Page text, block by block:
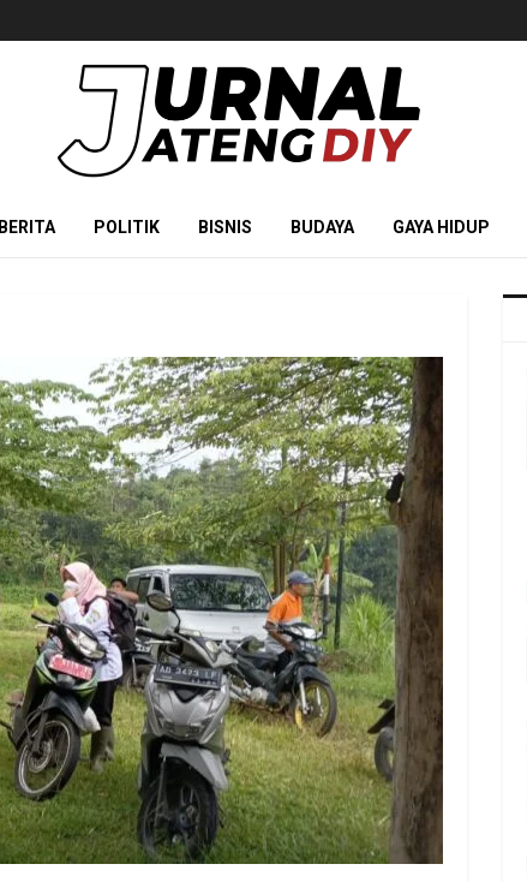
BERITA POLITIK BISNIS BUDAYA GAYA HIDUP